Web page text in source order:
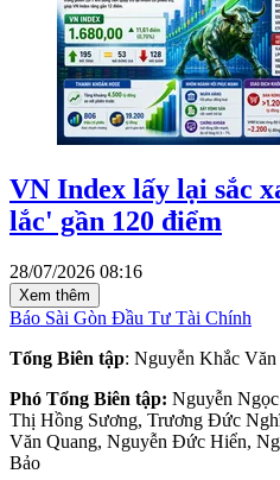
VN Index lấy lại sắc
lắc' gần 120 điểm
28/07/2026 08:16
Xem thêm
Báo Sài Gòn Đầu Tư Tài Chính
Tổng Biên tập: Nguyễn Khắc Văn
Phó Tổng Biên tập: Nguyễn
Thị Hồng Sương, Trương Đức
Văn Quang, Nguyễn Đức Hiển,
Bảo